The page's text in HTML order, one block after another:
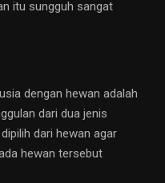
itu sungguh sangat
dengan hewan adalah
dari dua jenis
dari hewan agar
hewan tersebut